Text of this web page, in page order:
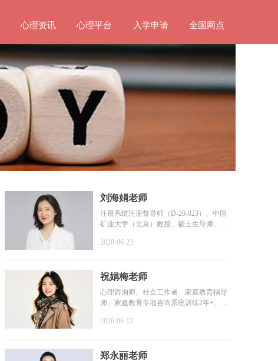
心理资讯 心理平台 入学申请 全国网点
刘海娟老师
注册系统注册督导师（D-20-023）、中国
矿业大学（北京）教授、硕士生导师、教
2026-06-23
祝娟梅老师
心理咨询师、社会工作者、家庭教育指导
师、家庭教育专项咨询系统训练2年+、个
2026-06-12
郑永丽老师